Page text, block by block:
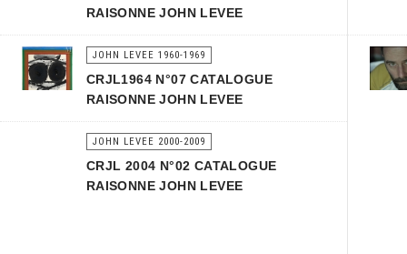
RAISONNE JOHN LEVEE
JOHN LEVEE 1960-1969
CRJL1964 N°07 CATALOGUE
RAISONNE JOHN LEVEE
JOHN LEVEE 2000-2009
CRJL 2004 N°02 CATALOGUE
RAISONNE JOHN LEVEE